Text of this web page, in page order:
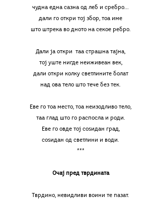
чудна една сазна од леб и сребро...
дали го откри тој збор, тоа име
што штрека во дното на секое ребро.
Дали ја откри  таа страшна тајна,
тој уште нигде неиживеан век,
дали откри колку светлините болат
над ова тело што тече без тек.
Еве го тоа место, тоа неизодливо тело,
таа глад што го распосла и роди.
Еве го овде тој соѕидан град,
соѕидан од светлини и води.
***
Очај пред тврдината
Тврдино, невидливи воини те пазат.